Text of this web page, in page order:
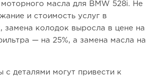
моторного масла для BMW 528i. Не
и стоимость услуг в
замена колодок выросла в цене на
— на 25%, а замена масла на
с деталями могут привести к